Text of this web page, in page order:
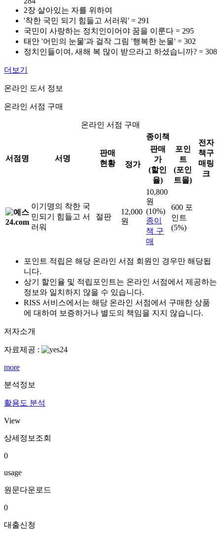
2장 살아있는 자를 위하여
'착한 국민 되기 힘들고 서러워' = 291
국민이 사랑하는 정치인이어야 꿈을 이룬다 = 295
태안 '어민의 눈물'과 걸작 그림 '행복한 눈물' = 302
정치인들이여, 새해 복 많이 받으라고 하셨습니까? = 308
더보기
온라인 도서 정보
온라인 서점 구매
온라인 서점 구매
서점명 서명
판매
현황
종이책
전자
책구
매링
크
정가
판매
가
(할인
율)
포인
트
(포인
트몰)
이기명의 착한 국
민되기 힘들고 서
러워
절판
12,000
원
10,800
원
(10%)
종이
책 구
매
600 포
인트
(5%)
포인트 적립은 해당 온라인 서점 회원인 경우만 해당됩
니다.
상기 할인율 및 적립포인트는 온라인 서점에서 제공하는
정보와 일치하지 않을 수 있습니다.
RISS 서비스에서는 해당 온라인 서점에서 구매한 상품
에 대하여 보증하거나 별도의 책임을 지지 않습니다.
저자소개
자료제공 :
more
분석정보
활용도 분석
View
상세정보조회
0
usage
원문다운로드
0
대출신청